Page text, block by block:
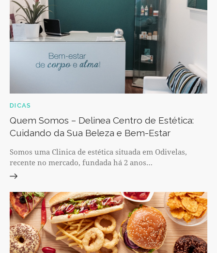
DICAS
Quem Somos – Delinea Centro de Estética:
Cuidando da Sua Beleza e Bem-Estar
Somos uma Clinica de estética situada em Odivelas,
recente no mercado, fundada há 2 anos…